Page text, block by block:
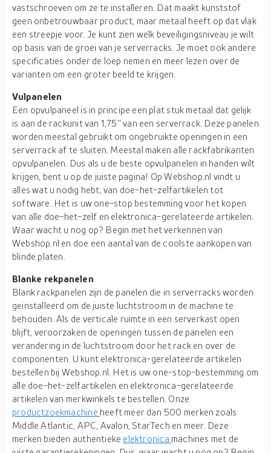
vastschroeven om ze te installeren. Dat maakt kunststof
geen onbetrouwbaar product, maar metaal heeft op dat vlak
een streepje voor. Je kunt zien welk beveiligingsniveau je wilt
op basis van de groei van je serverracks. Je moet ook andere
specificaties onder de loep nemen en meer lezen over de
varianten om een groter beeld te krijgen.
Vulpanelen
Een opvulpaneel is in principe een plat stuk metaal dat gelijk
is aan de rackunit van 1,75'' van een serverrack. Deze panelen
worden meestal gebruikt om ongebruikte openingen in een
serverrack af te sluiten. Meestal maken alle rackfabrikanten
opvulpanelen. Dus als u de beste opvulpanelen in handen wilt
krijgen, bent u op de juiste pagina! Op Webshop.nl vindt u
alles wat u nodig hebt, van doe-het-zelfartikelen tot
software. Het is uw one-stop bestemming voor het kopen
van alle doe-het-zelf en elektronica-gerelateerde artikelen.
Waar wacht u nog op? Begin met het verkennen van
Webshop.nl en doe een aantal van de coolste aankopen van
blinde platen.
Blanke rekpanelen
Blank rackpanelen zijn de panelen die in serverracks worden
geïnstalleerd om de juiste luchtstroom in de machine te
behouden. Als de verticale ruimte in een serverkast open
blijft, veroorzaken de openingen tussen de panelen een
verandering in de luchtstroom door het rack en over de
componenten. U kunt elektronica-gerelateerde artikelen
bestellen bij Webshop.nl. Het is uw one-stop-bestemming om
alle doe-het-zelfartikelen en elektronica-gerelateerde
artikelen van merkwinkels te bestellen. Onze
productzoekmachine heeft meer dan 500 merken zoals
Middle Atlantic, APC, Avalon, StarTech en meer. Deze
merken bieden authentieke elektronica machines met de